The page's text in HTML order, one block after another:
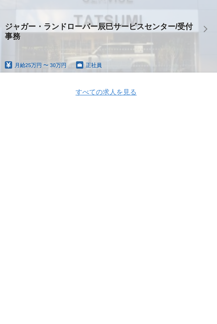
ジャガー・ランドローバー辰巳サービスセンター/受付
事務
月給25万円 〜 30万円 正社員
すべての求人を見る